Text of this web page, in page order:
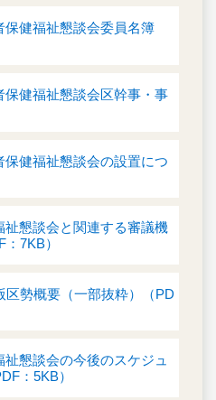
保健福祉懇談会委員名簿
保健福祉懇談会区幹事・事
保健福祉懇談会の設置につ
祉懇談会と関連する審議機
7KB）
区勢概要（一部抜粋）（PD
祉懇談会の今後のスケジュ
：5KB）